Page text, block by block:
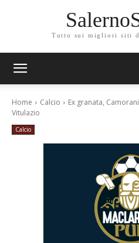
Tutto sui migliori siti di
Home Calcio
Ex granata,
Vitulazio
Calcio